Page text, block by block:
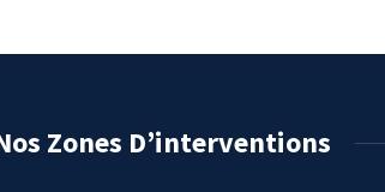
Zones D’interventions